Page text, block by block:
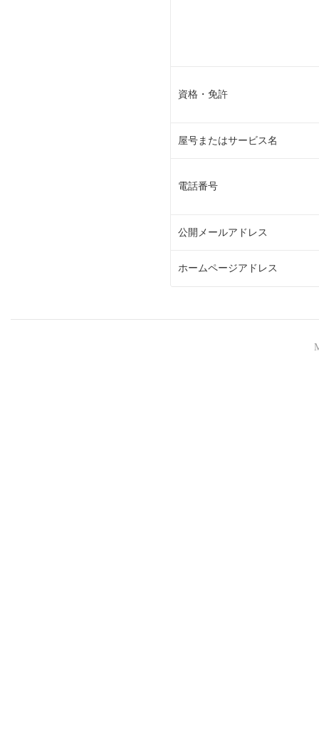
資格・免許
屋号またはサービス名
電話番号
公開メールアドレス
ホームページアドレス